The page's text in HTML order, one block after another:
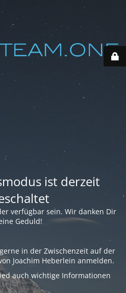
ist derzeit
verfügbar sein. Wir danken Dir
Geduld!
in der Zwischenzeit auf der
Joachim Heberlein anmelden.
auch wichtige Informationen